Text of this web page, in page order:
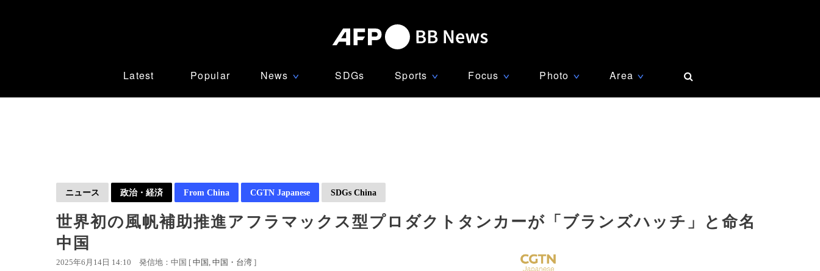
Latest Popular News ∨ SDGs Sports ∨ Focus ∨ Photo ∨ Area ∨
ニュース 政治・経済 From China CGTN Japanese SDGs China
世界初の風帆補助推進アフラマックス型プロダクトタンカーが「ブランズハッチ」と命名
中国
2025年6月14日 14:10 発信地：中国 [ 中国 中国・台湾 ]